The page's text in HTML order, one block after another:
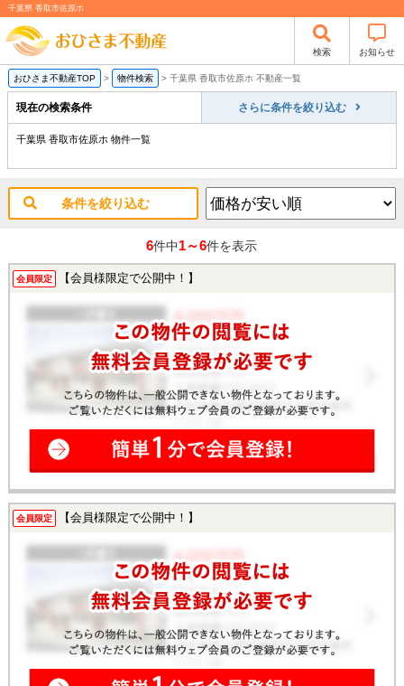
千葉県 香取市佐原ホ
検索 お知らせ
おひさま不動産TOP > 物件検索 > 千葉県 香取市佐原ホ 不動産一覧
現在の検索条件 さらに条件を絞り込む
千葉県 香取市佐原ホ 物件一覧
条件を絞り込む
6件中1～6件を表示
会員限定 【会員様限定で公開中！】
会員限定 【会員様限定で公開中！】